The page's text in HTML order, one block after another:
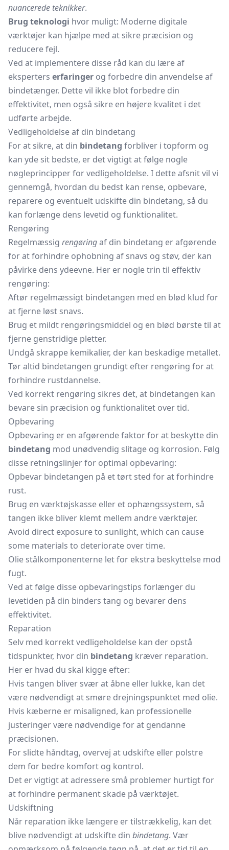
nuancerede teknikker.
Brug teknologi hvor muligt: Moderne digitale
værktøjer kan hjælpe med at sikre præcision og
reducere fejl.
Ved at implementere disse råd kan du lære af
eksperters erfaringer og forbedre din anvendelse af
bindetænger. Dette vil ikke blot forbedre din
effektivitet, men også sikre en højere kvalitet i det
udførte arbejde.
Vedligeholdelse af din bindetang
For at sikre, at din bindetang forbliver i topform og
kan yde sit bedste, er det vigtigt at følge nogle
nøgleprincipper for vedligeholdelse. I dette afsnit vil vi
gennemgå, hvordan du bedst kan rense, opbevare,
reparere og eventuelt udskifte din bindetang, så du
kan forlænge dens levetid og funktionalitet.
Rengøring
Regelmæssig rengøringaf din bindetang er afgørende
for at forhindre ophobning af snavs og støv, der kan
påvirke dens ydeevne. Her er nogle trin til effektiv
rengøring:
Aftør regelmæssigt bindetangen med en blød klud for
at fjerne løst snavs.
Brug et mildt rengøringsmiddel og en blød børste til at
fjerne genstridige pletter.
Undgå skrappe kemikalier, der kan beskadige metallet.
Tør altid bindetangen grundigt efter rengøring for at
forhindre rustdannelse.
Ved korrekt rengøring sikres det, at bindetangen kan
bevare sin præcision og funktionalitet over tid.
Opbevaring
Opbevaring er en afgørende faktor for at beskytte din
bindetang mod unødvendig slitage og korrosion. Følg
disse retningslinjer for optimal opbevaring:
Opbevar bindetangen på et tørt sted for at forhindre
rust.
Brug en værktøjskasse eller et ophængssystem, så
tangen ikke bliver klemt mellem andre værktøjer.
Avoid direct exposure to sunlight, which can cause
some materials to deteriorate over time.
Olie stålkomponenterne let for ekstra beskyttelse mod
fugt.
Ved at følge disse opbevaringstips forlænger du
levetiden på din binders tang og bevarer dens
effektivitet.
Reparation
Selv med korrekt vedligeholdelse kan der opstå
tidspunkter, hvor din bindetang kræver reparation.
Her er hvad du skal kigge efter:
Hvis tangen bliver svær at åbne eller lukke, kan det
være nødvendigt at smøre drejningspunktet med olie.
Hvis kæberne er misaligned, kan professionelle
justeringer være nødvendige for at gendanne
præcisionen.
For slidte håndtag, overvej at udskifte eller polstre
dem for bedre komfort og kontrol.
Det er vigtigt at adressere små problemer hurtigt for
at forhindre permanent skade på værktøjet.
Udskiftning
Når reparation ikke længere er tilstrækkelig, kan det
blive nødvendigt at udskifte din bindetang. Vær